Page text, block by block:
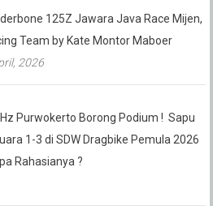
125Z Jawara Java Race Mijen,
Team by Kate Montor Maboer
2026
Purwokerto Borong Podium ! Sapu
1-3 di SDW Dragbike Pemula 2026
Rahasianya ?